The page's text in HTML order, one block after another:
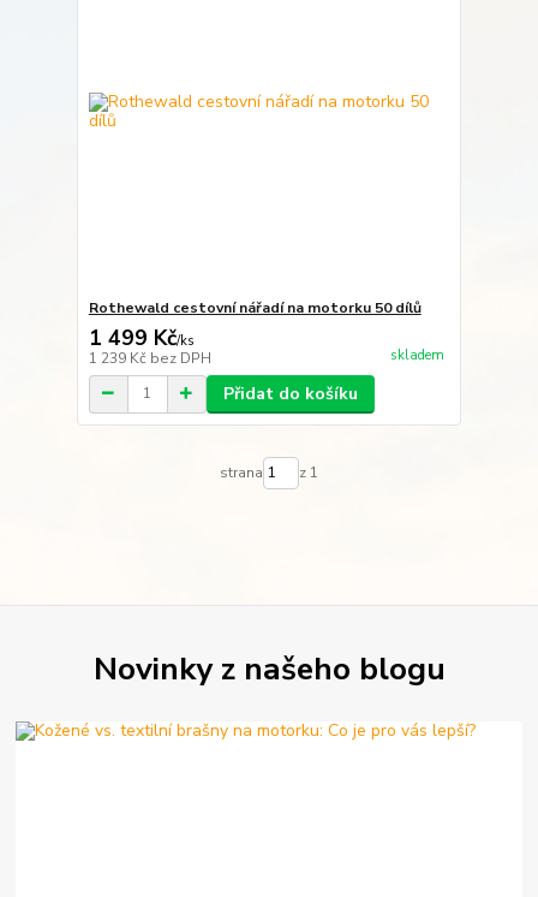
Rothewald cestovní nářadí na motorku 50 dílů
1 499 Kč/ks
1 239 Kč bez DPH skladem
Přidat do košíku
strana z 1
Novinky z našeho blogu